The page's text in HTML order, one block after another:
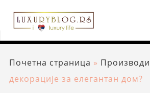
Почетна страница » Производи
декорације за елегантан дом?